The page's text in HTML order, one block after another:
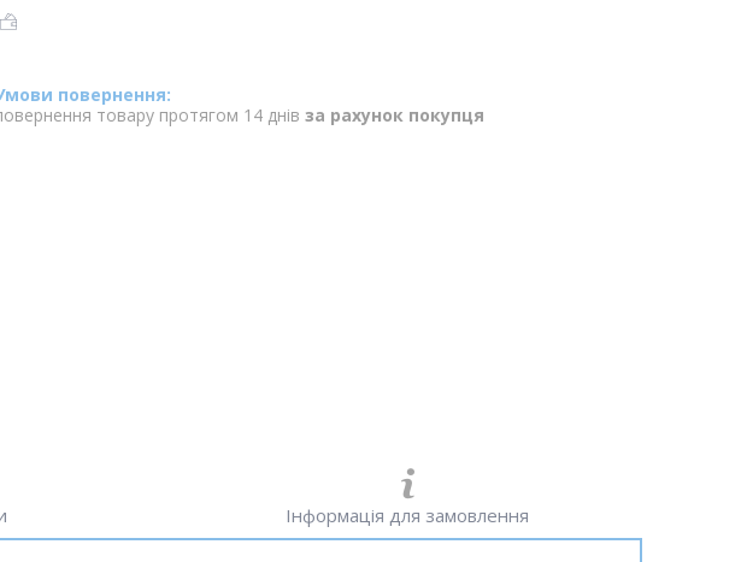
товару протягом 14 днів за рахунок покупця
Інформація для замовлення